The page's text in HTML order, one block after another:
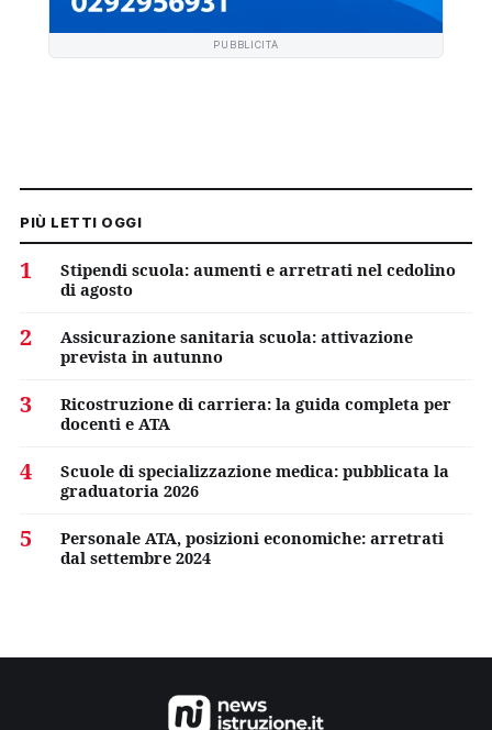
PUBBLICITÀ
PIÙ LETTI OGGI
1
Stipendi scuola: aumenti e arretrati nel cedolino
di agosto
2
Assicurazione sanitaria scuola: attivazione
prevista in autunno
3
Ricostruzione di carriera: la guida completa per
docenti e ATA
4
Scuole di specializzazione medica: pubblicata la
graduatoria 2026
5
Personale ATA, posizioni economiche: arretrati
dal settembre 2024